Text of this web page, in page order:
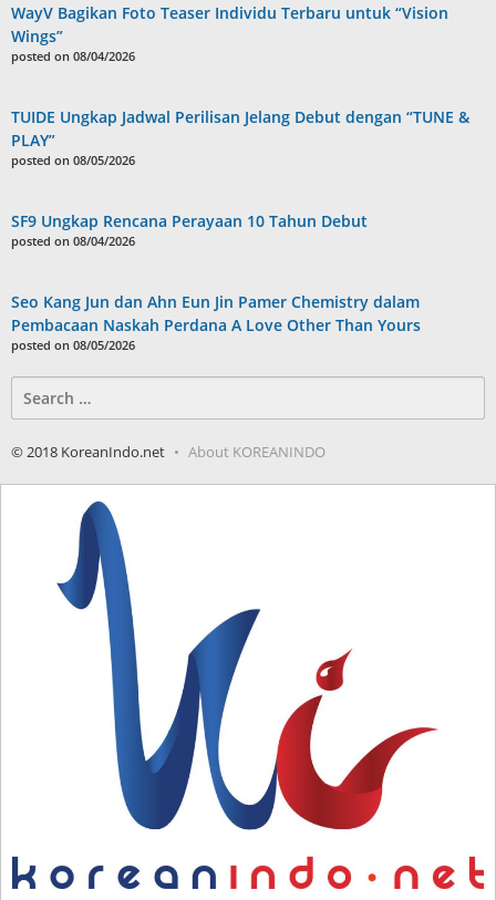
WayV Bagikan Foto Teaser Individu Terbaru untuk “Vision
Wings”
posted on 08/04/2026
TUIDE Ungkap Jadwal Perilisan Jelang Debut dengan “TUNE &
PLAY”
posted on 08/05/2026
SF9 Ungkap Rencana Perayaan 10 Tahun Debut
posted on 08/04/2026
Seo Kang Jun dan Ahn Eun Jin Pamer Chemistry dalam
Pembacaan Naskah Perdana A Love Other Than Yours
posted on 08/05/2026
for:
© 2018 KoreanIndo.net About KOREANINDO